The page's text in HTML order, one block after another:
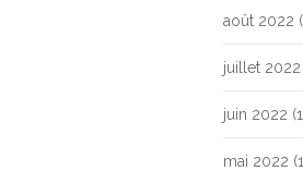
août 2022
juillet 2022
juin 2022
mai 2022